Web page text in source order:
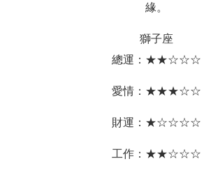
緣。
獅子座
總運：★★☆☆☆
愛情：★★★☆☆
財運：★☆☆☆☆
工作：★★☆☆☆